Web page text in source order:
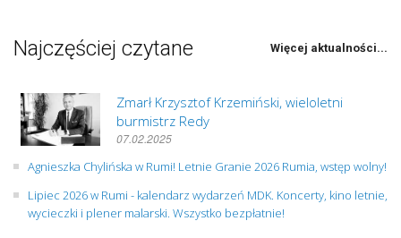
Najczęściej czytane Więcej aktualności...
Zmarł Krzysztof Krzemiński, wieloletni
burmistrz Redy
07.02.2025
Agnieszka Chylińska w Rumi! Letnie Granie 2026 Rumia, wstęp wolny!
Lipiec 2026 w Rumi - kalendarz wydarzeń MDK. Koncerty, kino letnie,
wycieczki i plener malarski. Wszystko bezpłatnie!